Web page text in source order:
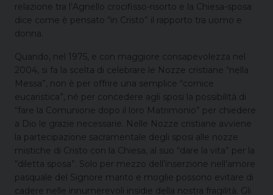
relazione tra l’Agnello crocifisso-risorto e la Chiesa-sposa
dice come è pensato “in Cristo” il rapporto tra uomo e
donna.
Quando, nel 1975, e con maggiore consapevolezza nel
2004, si fa la scelta di celebrare le Nozze cristiane “nella
Messa”, non è per offrire una semplice “cornice
eucaristica”, né per concedere agli sposi la possibilità di
“fare la Comunione dopo il loro Matrimonio” per chiedere
a Dio le grazie necessarie. Nelle Nozze cristiane avviene
la partecipazione sacramentale degli sposi alle nozze
mistiche di Cristo con la Chiesa, al suo “dare la vita” per la
“diletta sposa”. Solo per mezzo dell’inserzione nell’amore
pasquale del Signore marito e moglie possono evitare di
cadere nelle innumerevoli insidie della nostra fragilità. Gli